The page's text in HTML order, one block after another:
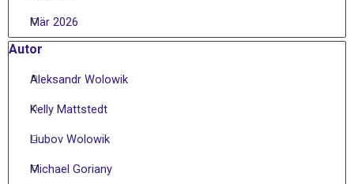
Mär 2026
Block überspringen Autor
Autor
Aleksandr Wolowik
Kelly Mattstedt
Liubov Wolowik
Michael Goriany